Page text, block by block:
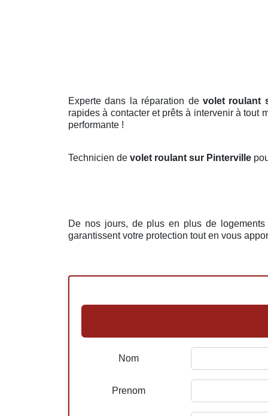
Experte dans la réparation devolet roulant
rapides à contacter et prêts à intervenir à tout
performante !
Technicien de volet roulant sur Pinterville
De nos jours, de plus en plus de
garantissent votre protection tout en vous
Nom
Prenom